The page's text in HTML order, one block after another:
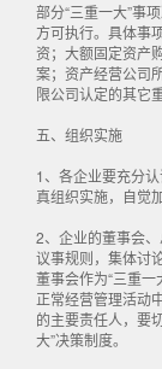
部分“三重一大”事
方可执行。具体事
资；大额固定资产
案；资产经营公司
限公司认定的其它
五、组织实施
1、各企业要充分
真组织实施，自觉
2、企业的董事会
议事规则，集体讨
董事会作为“三重
正常经营管理活动
的主要责任人，要
大”决策制度。